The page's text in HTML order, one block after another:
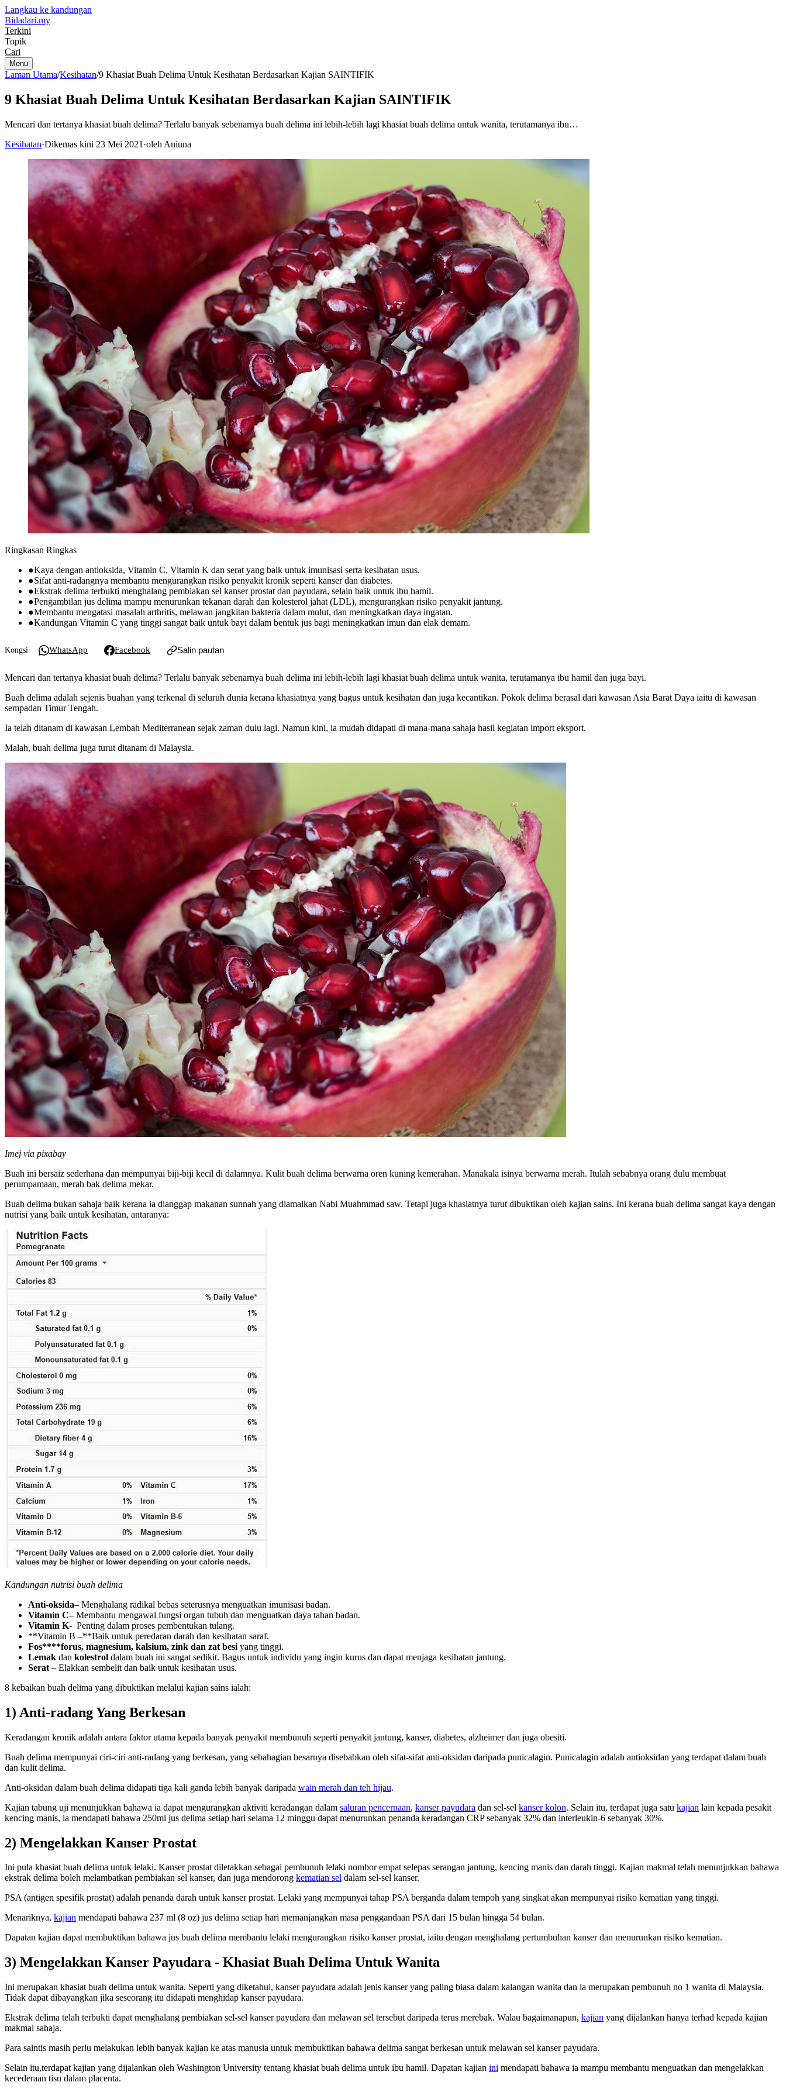
Langkau ke kandungan
Bidadari.my
Terkini
Topik
Cari
Menu
Laman Utama/Kesihatan/9 Khasiat Buah Delima Untuk Kesihatan Berdasarkan Kajian SAINTIFIK
9 Khasiat Buah Delima Untuk Kesihatan Berdasarkan Kajian SAINTIFIK
Mencari dan tertanya khasiat buah delima? Terlalu banyak sebenarnya buah delima ini lebih-lebih lagi khasiat buah delima untuk wanita, terutamanya ibu…
Kesihatan·Dikemas kini 23 Mei 2021 ·oleh Aniuna
Ringkasan Ringkas
●Kaya dengan antioksida, Vitamin C, Vitamin K dan serat yang baik untuk imunisasi serta kesihatan usus.
●Sifat anti-radangnya membantu mengurangkan risiko penyakit kronik seperti kanser dan diabetes.
●Ekstrak delima terbukti menghalang pembiakan sel kanser prostat dan payudara, selain baik untuk ibu hamil.
●Pengambilan jus delima mampu menurunkan tekanan darah dan kolesterol jahat (LDL), mengurangkan risiko penyakit jantung.
●Membantu mengatasi masalah arthritis, melawan jangkitan bakteria dalam mulut, dan meningkatkan daya ingatan.
●Kandungan Vitamin C yang tinggi sangat baik untuk bayi dalam bentuk jus bagi meningkatkan imun dan elak demam.
Kongsi WhatsApp Facebook Salin pautan
Mencari dan tertanya khasiat buah delima? Terlalu banyak sebenarnya buah delima ini lebih-lebih lagi khasiat buah delima untuk wanita, terutamanya ibu hamil dan juga bayi.
Buah delima adalah sejenis buahan yang terkenal di seluruh dunia kerana khasiatnya yang bagus untuk kesihatan dan juga kecantikan. Pokok delima berasal dari kawasan Asia Barat Daya iaitu di kawasan
sempadan Timur Tengah.
Ia telah ditanam di kawasan Lembah Mediterranean sejak zaman dulu lagi. Namun kini, ia mudah didapati di mana-mana sahaja hasil kegiatan import eksport.
Malah, buah delima juga turut ditanam di Malaysia.
Imej via pixabay
Buah ini bersaiz sederhana dan mempunyai biji-biji kecil di dalamnya. Kulit buah delima berwarna oren kuning kemerahan. Manakala isinya berwarna merah. Itulah sebabnya orang dulu membuat
perumpamaan, merah bak delima mekar.
Buah delima bukan sahaja baik kerana ia dianggap makanan sunnah yang diamalkan Nabi Muahmmad saw. Tetapi juga khasiatnya turut dibuktikan oleh kajian sains. Ini kerana buah delima sangat kaya dengan
nutrisi yang baik untuk kesihatan, antaranya:
Kandungan nutrisi buah delima
Anti-oksida– Menghalang radikal bebas seterusnya menguatkan imunisasi badan.
Vitamin C– Membantu mengawal fungsi organ tubuh dan menguatkan daya tahan badan.
Vitamin K- Penting dalam proses pembentukan tulang.
**Vitamin B –**Baik untuk peredaran darah dan kesihatan saraf.
Fos****forus, magnesium, kalsium, zink dan zat besi yang tinggi.
Lemak dan kolestrol dalam buah ini sangat sedikit. Bagus untuk individu yang ingin kurus dan dapat menjaga kesihatan jantung.
Serat –Elakkan sembelit dan baik untuk kesihatan usus.
8 kebaikan buah delima yang dibuktikan melalui kajian sains ialah:
1) Anti-radang Yang Berkesan
Keradangan kronik adalah antara faktor utama kepada banyak penyakit membunuh seperti penyakit jantung, kanser, diabetes, alzheimer dan juga obesiti.
Buah delima mempunyai ciri-ciri anti-radang yang berkesan, yang sebahagian besarnya disebabkan oleh sifat-sifat anti-oksidan daripada punicalagin. Punicalagin adalah antioksidan yang terdapat dalam buah
dan kulit delima.
Anti-oksidan dalam buah delima didapati tiga kali ganda lebih banyak daripada wain merah dan teh hijau.
Kajian tabung uji menunjukkan bahawa ia dapat mengurangkan aktiviti keradangan dalam saluran pencernaan, kanser payudara dan sel-sel kanser kolon. Selain itu, terdapat juga satu kajian lain kepada pesakit
kencing manis, ia mendapati bahawa 250ml jus delima setiap hari selama 12 minggu dapat menurunkan penanda keradangan CRP sebanyak 32% dan interleukin-6 sebanyak 30%.
2) Mengelakkan Kanser Prostat
Ini pula khasiat buah delima untuk lelaki. Kanser prostat diletakkan sebagai pembunuh lelaki nombor empat selepas serangan jantung, kencing manis dan darah tinggi. Kajian makmal telah menunjukkan bahawa
ekstrak delima boleh melambatkan pembiakan sel kanser, dan juga mendorong kematian sel dalam sel-sel kanser.
PSA (antigen spesifik prostat) adalah penanda darah untuk kanser prostat. Lelaki yang mempunyai tahap PSA berganda dalam tempoh yang singkat akan mempunyai risiko kematian yang tinggi.
Menariknya, kajian mendapati bahawa 237 ml (8 oz) jus delima setiap hari memanjangkan masa penggandaan PSA dari 15 bulan hingga 54 bulan.
Dapatan kajian dapat membuktikan bahawa jus buah delima membantu lelaki mengurangkan risiko kanser prostat, iaitu dengan menghalang pertumbuhan kanser dan menurunkan risiko kematian.
3) Mengelakkan Kanser Payudara - Khasiat Buah Delima Untuk Wanita
Ini merupakan khasiat buah delima untuk wanita. Seperti yang diketahui, kanser payudara adalah jenis kanser yang paling biasa dalam kalangan wanita dan ia merupakan pembunuh no 1 wanita di Malaysia.
Tidak dapat dibayangkan jika seseorang itu didapati menghidap kanser payudara.
Ekstrak delima telah terbukti dapat menghalang pembiakan sel-sel kanser payudara dan melawan sel tersebut daripada terus merebak. Walau bagaimanapun, kajian yang dijalankan hanya terhad kepada kajian
makmal sahaja.
Para saintis masih perlu melakukan lebih banyak kajian ke atas manusia untuk membuktikan bahawa delima sangat berkesan untuk melawan sel kanser payudara.
Selain itu,terdapat kajian yang dijalankan oleh Washington University tentang khasiat buah delima untuk ibu hamil. Dapatan kajian ini mendapati bahawa ia mampu membantu menguatkan dan mengelakkan
kecederaan tisu dalam placenta.